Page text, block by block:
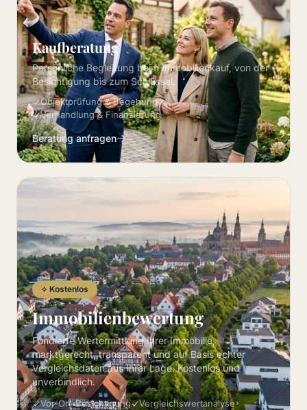
Kaufberatung
Persönliche Begleitung beim Immobilienkauf, von der
Besichtigung bis zum Schlüssel.
Objektprüfung & Begehung
Verhandlung & Finanzierung
Beratung anfragen
Kostenlos
Immobilienbewertung
Fundierte Wertermittlung Ihrer Immobilie,
marktgerecht, transparent und auf Basis echter
Vergleichsdaten aus Ihrer Lage. Kostenlos und
unverbindlich.
Vor-Ort-Besichtigung
Vergleichswertanalyse